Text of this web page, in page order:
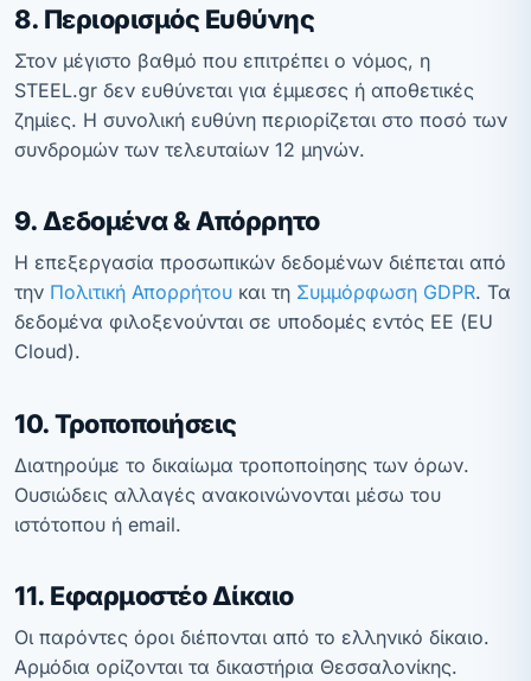
8. Περιορισμός Ευθύνης
Στον μέγιστο βαθμό που επιτρέπει ο νόμος, η
STEEL.gr δεν ευθύνεται για έμμεσες ή αποθετικές
ζημίες. Η συνολική ευθύνη περιορίζεται στο ποσό των
συνδρομών των τελευταίων 12 μηνών.
9. Δεδομένα & Απόρρητο
Η επεξεργασία προσωπικών δεδομένων διέπεται από
την Πολιτική Απορρήτου και τη Συμμόρφωση GDPR. Τα
δεδομένα φιλοξενούνται σε υποδομές εντός ΕΕ (EU
Cloud).
10. Τροποποιήσεις
Διατηρούμε το δικαίωμα τροποποίησης των όρων.
Ουσιώδεις αλλαγές ανακοινώνονται μέσω του
ιστότοπου ή email.
11. Εφαρμοστέο Δίκαιο
Οι παρόντες όροι διέπονται από το ελληνικό δίκαιο.
Αρμόδια ορίζονται τα δικαστήρια Θεσσαλονίκης.